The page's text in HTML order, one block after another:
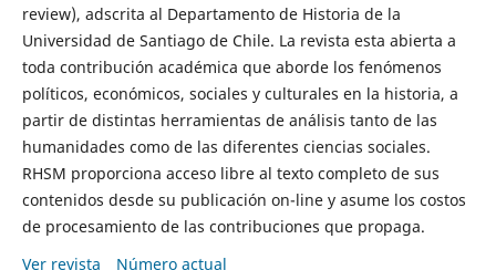
review), adscrita al Departamento de Historia de la
Universidad de Santiago de Chile. La revista esta abierta a
toda contribución académica que aborde los fenómenos
políticos, económicos, sociales y culturales en la historia, a
partir de distintas herramientas de análisis tanto de las
humanidades como de las diferentes ciencias sociales.
RHSM proporciona acceso libre al texto completo de sus
contenidos desde su publicación on-line y asume los costos
de procesamiento de las contribuciones que propaga.
Ver revista
Número actual